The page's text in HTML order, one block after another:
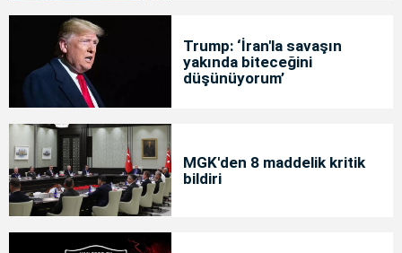
Trump: ‘İran'la savaşın
yakında biteceğini
düşünüyorum’
MGK'den 8 maddelik kritik
bildiri